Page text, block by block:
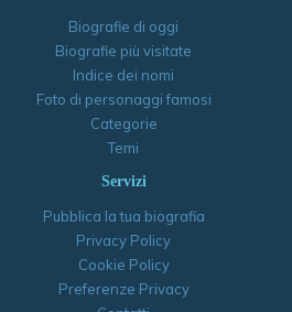
Biografie di oggi
Biografie più visitate
Indice dei nomi
Foto di personaggi famosi
Categorie
Temi
Servizi
Pubblica la tua biografia
Privacy Policy
Cookie Policy
Preferenze Privacy